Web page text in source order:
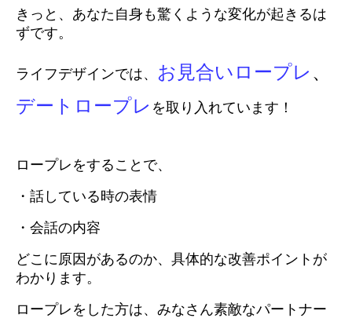
きっと、あなた自身も驚くような変化が起きるは
ずです。
ライフデザインでは、 お見合いロープレ 、
デートロープレ を取り入れています！
ロープレをすることで、
・話している時の表情
・会話の内容
どこに原因があるのか、具体的な改善ポイントが
わかります。
ロープレをした方は、みなさん素敵なパートナー